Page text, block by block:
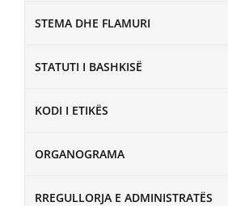
STEMA DHE FLAMURI
STATUTI I BASHKISË
KODI I ETIKËS
ORGANOGRAMA
RREGULLORJA E ADMINISTRATËS